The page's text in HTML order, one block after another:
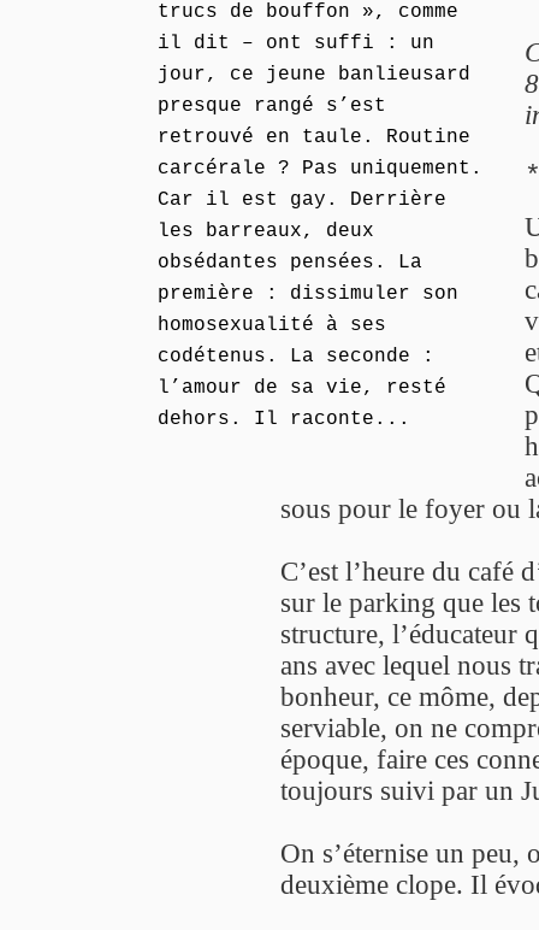
trucs de bouffon », comme
il dit – ont suffi : un
jour, ce jeune banlieusard
presque rangé s’est
retrouvé en taule. Routine
carcérale ? Pas uniquement.
Car il est gay. Derrière
les barreaux, deux
obsédantes pensées. La
première : dissimuler son
homosexualité à ses
codétenus. La seconde :
l’amour de sa vie, resté
dehors. Il raconte...
sous pour le foyer ou
C’est l’heure du café
sur le parking que les
structure, l’éducateur
ans avec lequel nous
bonheur, ce môme,
serviable, on ne
époque, faire ces
toujours suivi par un
On s’éternise un peu,
deuxième clope. Il